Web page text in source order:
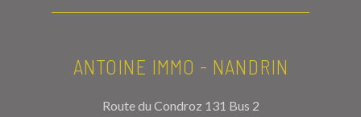
ANTOINE IMMO - NANDRIN
Route du Condroz 131 Bus 2